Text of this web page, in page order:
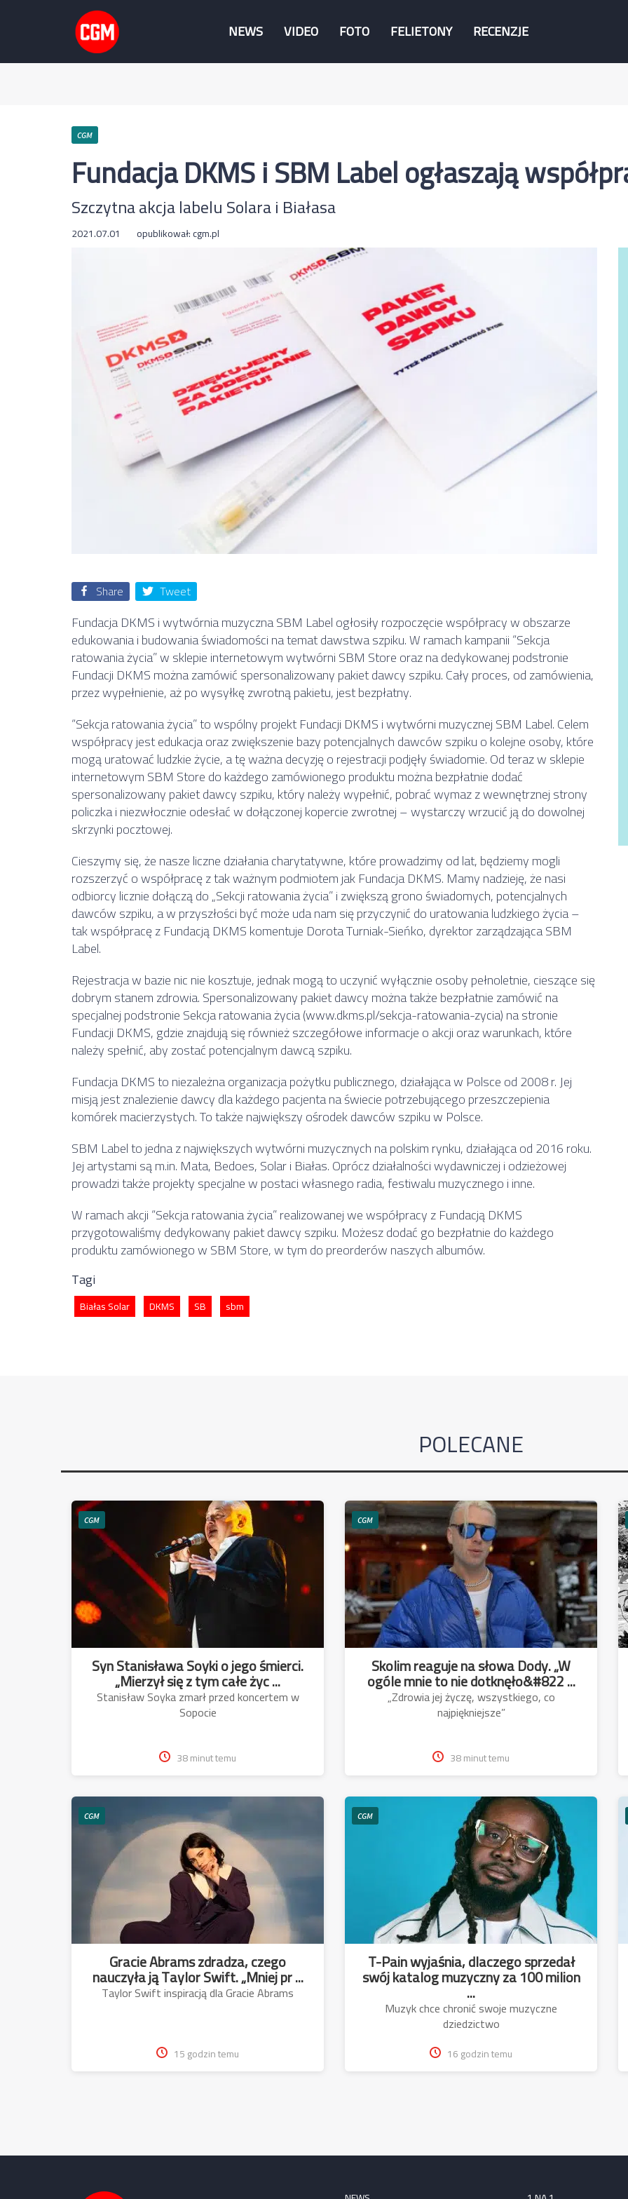
NEWS VIDEO FOTO FELIETONY RECENZJE
CGM
Fundacja DKMS i SBM Label ogłaszają
Szczytna akcja labelu Solara i Białasa
2021.07.01 opublikował:cgm.pl
Share Tweet
Fundacja DKMS i wytwórnia muzyczna SBM Label ogłosiły rozpoczęcie współpracy w obszarze
edukowania i budowania świadomości na temat dawstwa szpiku. W ramach kampanii “Sekcja
ratowania życia” w sklepie internetowym wytwórni SBM Store oraz na dedykowanej podstronie
Fundacji DKMS można zamówić spersonalizowany pakiet dawcy szpiku. Cały proces, od zamówienia,
przez wypełnienie, aż po wysyłkę zwrotną pakietu, jest bezpłatny.
“Sekcja ratowania życia” to wspólny projekt Fundacji DKMS i wytwórni muzycznej SBM Label. Celem
współpracy jest edukacja oraz zwiększenie bazy potencjalnych dawców szpiku o kolejne osoby, które
mogą uratować ludzkie życie, a tę ważna decyzję o rejestracji podjęły świadomie. Od teraz w sklepie
internetowym SBM Store do każdego zamówionego produktu można bezpłatnie dodać
spersonalizowany pakiet dawcy szpiku, który należy wypełnić, pobrać wymaz z wewnętrznej strony
policzka i niezwłocznie odesłać w dołączonej kopercie zwrotnej – wystarczy wrzucić ją do dowolnej
skrzynki pocztowej.
Cieszymy się, że nasze liczne działania charytatywne, które prowadzimy od lat, będziemy mogli
rozszerzyć o współpracę z tak ważnym podmiotem jak Fundacja DKMS. Mamy nadzieję, że nasi
odbiorcy licznie dołączą do „Sekcji ratowania życia” i zwiększą grono świadomych, potencjalnych
dawców szpiku, a w przyszłości być może uda nam się przyczynić do uratowania ludzkiego życia –
tak współpracę z Fundacją DKMS komentuje Dorota Turniak-Sieńko, dyrektor zarządzająca SBM
Label.
Rejestracja w bazie nic nie kosztuje, jednak mogą to uczynić wyłącznie osoby pełnoletnie, cieszące się
dobrym stanem zdrowia. Spersonalizowany pakiet dawcy można także bezpłatnie zamówić na
specjalnej podstronie Sekcja ratowania życia (www.dkms.pl/sekcja-ratowania-zycia) na stronie
Fundacji DKMS, gdzie znajdują się również szczegółowe informacje o akcji oraz warunkach, które
należy spełnić, aby zostać potencjalnym dawcą szpiku.
Fundacja DKMS to niezależna organizacja pożytku publicznego, działająca w Polsce od 2008 r. Jej
misją jest znalezienie dawcy dla każdego pacjenta na świecie potrzebującego przeszczepienia
komórek macierzystych. To także największy ośrodek dawców szpiku w Polsce.
SBM Label to jedna z największych wytwórni muzycznych na polskim rynku, działająca od 2016 roku.
Jej artystami są m.in. Mata, Bedoes, Solar i Białas. Oprócz działalności wydawniczej i odzieżowej
prowadzi także projekty specjalne w postaci własnego radia, festiwalu muzycznego i inne.
W ramach akcji “Sekcja ratowania życia” realizowanej we współpracy z Fundacją DKMS
przygotowaliśmy dedykowany pakiet dawcy szpiku. Możesz dodać go bezpłatnie do każdego
produktu zamówionego w SBM Store, w tym do preorderów naszych albumów.
Tagi
Białas Solar DKMS SB sbm
POLECANE
CGM
Syn Stanisława Soyki o jego śmierci.
„Mierzył się z tym całe życ ...
Stanisław Soyka zmarł przed koncertem w
Sopocie
38 minut temu
CGM
Skolim reaguje na słowa Dody. „W
ogóle mnie to nie dotknęło&#822 ...
„Zdrowia jej życzę, wszystkiego, co
najpiękniejsze”
38 minut temu
CGM
Gracie Abrams zdradza, czego
nauczyła ją Taylor Swift. „Mniej pr ...
Taylor Swift inspiracją dla Gracie Abrams
15 godzin temu
CGM
T-Pain wyjaśnia, dlaczego sprzedał
swój katalog muzyczny za 100 milion
...
Muzyk chce chronić swoje muzyczne
dziedzictwo
16 godzin temu